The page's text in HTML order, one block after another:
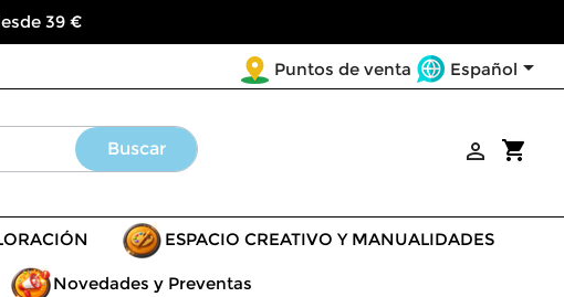
39 €
Puntos de venta Español
Buscar shopping_cart

ESPACIO CREATIVO Y MANUALIDADES
Novedades y Preventas